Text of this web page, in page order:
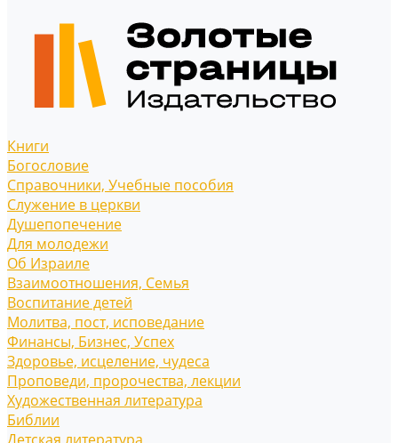
Книги
Богословие
Справочники, Учебные пособия
Служение в церкви
Душепопечение
Для молодежи
Об Израиле
Взаимоотношения, Cемья
Воспитание детей
Молитва, пост, исповедание
Финансы, Бизнес, Успех
Здоровье, исцеление, чудеса
Проповеди, пророчества, лекции
Художественная литература
Библии